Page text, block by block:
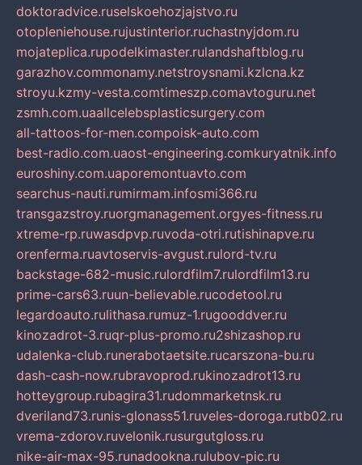
doktoradvice.ruselskoehozjajstvo.ru
otopleniehouse.rujustinterior.ruchastnyjdom.ru
mojateplica.rupodelkimaster.rulandshaftblog.ru
garazhov.commonamy.netstroysnami.kzlcna.kz
stroyu.kzmy-vesta.comtimeszp.comavtoguru.net
zsmh.com.uaallcelebsplasticsurgery.com
all-tattoos-for-men.compoisk-auto.com
best-radio.com.uaost-engineering.comkuryatnik.info
euroshiny.com.uaporemontuavto.com
searchus-nauti.rumirmam.infosmi366.ru
transgazstroy.ruorgmanagement.orgyes-fitness.ru
xtreme-rp.ruwasdpvp.ruvoda-otri.rutishinapve.ru
orenferma.ruavtoservis-avgust.rulord-tv.ru
backstage-682-music.rulordfilm7.rulordfilm13.ru
prime-cars63.ruun-believable.rucodetool.ru
legardoauto.rulithasa.rumuz-1.rugooddver.ru
kinozadrot-3.ruqr-plus-promo.ru2shizashop.ru
udalenka-club.runerabotaetsite.rucarszona-bu.ru
dash-cash-now.rubravoprod.rukinozadrot13.ru
hotteygroup.rubagira31.rudommarketnsk.ru
dveriland73.runis-glonass51.ruveles-doroga.rutb02.ru
vrema-zdorov.ruvelonik.rusurgutgloss.ru
nike-air-max-95.runadookna.rulubov-pic.ru